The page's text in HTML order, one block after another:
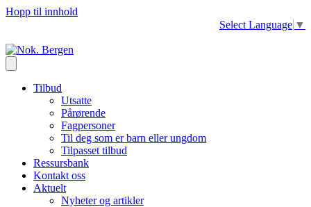
Hopp til innhold
Select Language ▼
Tilbud
Utsatte
Pårørende
Fagpersoner
Til deg som er barn eller ungdom
Tilpasset tilbud
Ressursbank
Kontakt oss
Aktuelt
Nyheter og artikler